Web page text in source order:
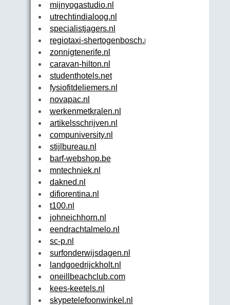
mijnyogastudio.nl
utrechtindialoog.nl
specialistjagers.nl
regiotaxi-shertogenbosch.nl
zonnigtenerife.nl
caravan-hilton.nl
studenthotels.net
fysiofitdeliemers.nl
novapac.nl
werkenmetkralen.nl
artikelsschrijven.nl
compuniversity.nl
stijlbureau.nl
barf-webshop.be
mntechniek.nl
dakned.nl
difiorentina.nl
t100.nl
johneichhorn.nl
eendrachtalmelo.nl
sc-p.nl
surfonderwijsdagen.nl
landgoedrijckholt.nl
oneillbeachclub.com
kees-keetels.nl
skypetelefoonwinkel.nl